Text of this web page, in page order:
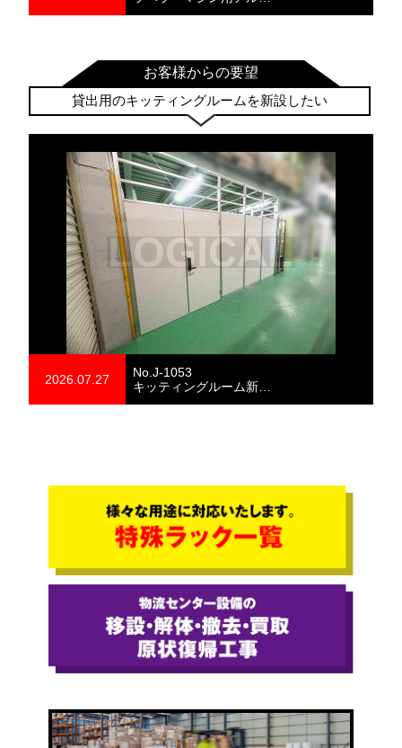
お客様からの要望
貸出用のキッティングルームを新設したい
2026.07.27
No.J-1053
キッティングルーム新…